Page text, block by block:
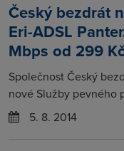
Český bezdrát
Eri-ADSL
Mbps od 299
Společnost Český
nové Služby pevného
5. 8. 2014